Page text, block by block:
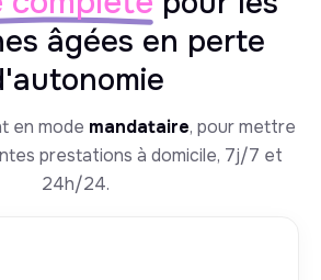
âgées en perte
en mode mandataire, pour mettre
prestations à domicile, 7j/7 et
24h/24.